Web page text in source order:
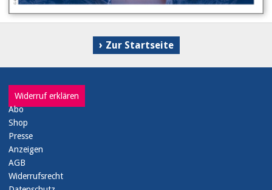
Zur Startseite
Widerruf erklären
Abo
Shop
Presse
Anzeigen
AGB
Widerrufsrecht